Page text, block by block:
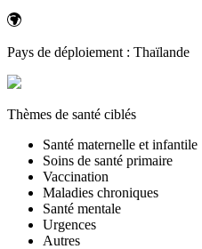
Pays de déploiement : Thaïlande
Thèmes de santé ciblés
Santé maternelle et infantile
Soins de santé primaire
Vaccination
Maladies chroniques
Santé mentale
Urgences
Autres